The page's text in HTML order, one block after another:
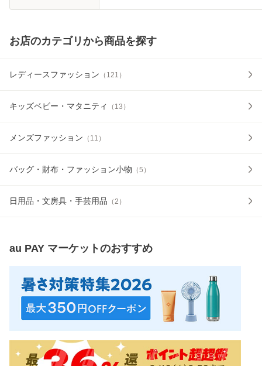
お店のカテゴリから商品を探す
レディースファッション （ 121 ）
キッズベビー・マタニティ （ 13 ）
メンズファッション （ 11 ）
バッグ・財布・ファッション小物 （5 ）
日用品・文房具・手芸用品 （2 ）
au PAY マーケットのおすすめ